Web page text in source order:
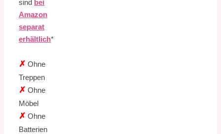
sind bei
Amazon
separat
erhältlich*
✗ Ohne
Treppen
✗ Ohne
Möbel
✗ Ohne
Batterien